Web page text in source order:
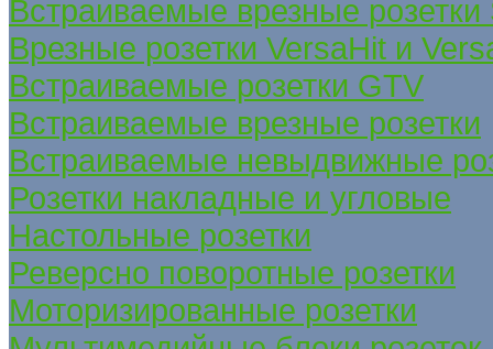
Встраиваемые врезные розетки
Врезные розетки VersaHit и
Встраиваемые розетки GTV
Встраиваемые врезные розетки
Встраиваемые невыдвижные
Розетки накладные и угловые
Настольные розетки
Реверсно поворотные розетки
Моторизированные розетки